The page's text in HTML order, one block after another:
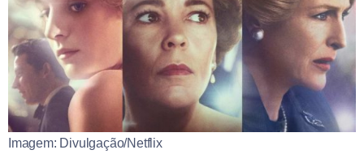
Imagem: Divulgação/Netflix